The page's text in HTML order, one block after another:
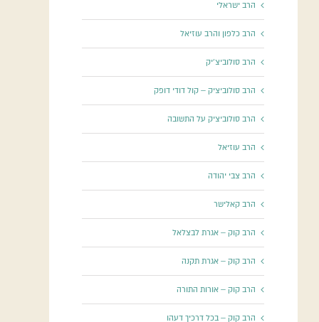
הרב ישראלי
הרב כלפון והרב עוזיאל
הרב סולוביצ'יק
הרב סולוביציק – קול דודי דופק
הרב סולוביציק על התשובה
הרב עוזיאל
הרב צבי יהודה
הרב קאלישר
הרב קוק – אגרת לבצלאל
הרב קוק – אגרת תקנה
הרב קוק – אורות התורה
הרב קוק – בכל דרכיך דעהו